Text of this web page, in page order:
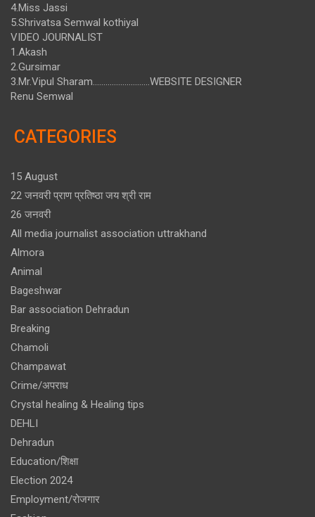
4.Miss Jassi
5.Shrivatsa Semwal kothiyal
VIDEO JOURNALIST
1.Akash
2.Gursimar
3.Mr.Vipul Sharam...........................WEBSITE DESIGNER
Renu Semwal
CATEGORIES
15 August
22 जनवरी प्राण प्रतिष्ठा जय श्री राम
26 जनवरी
All media journalist association uttrakhand
Almora
Animal
Bageshwar
Bar association Dehradun
Breaking
Chamoli
Champawat
Crime/अपराध
Crystal healing & Healing tips
DEHLI
Dehradun
Education/शिक्षा
Election 2024
Employment/रोजगार